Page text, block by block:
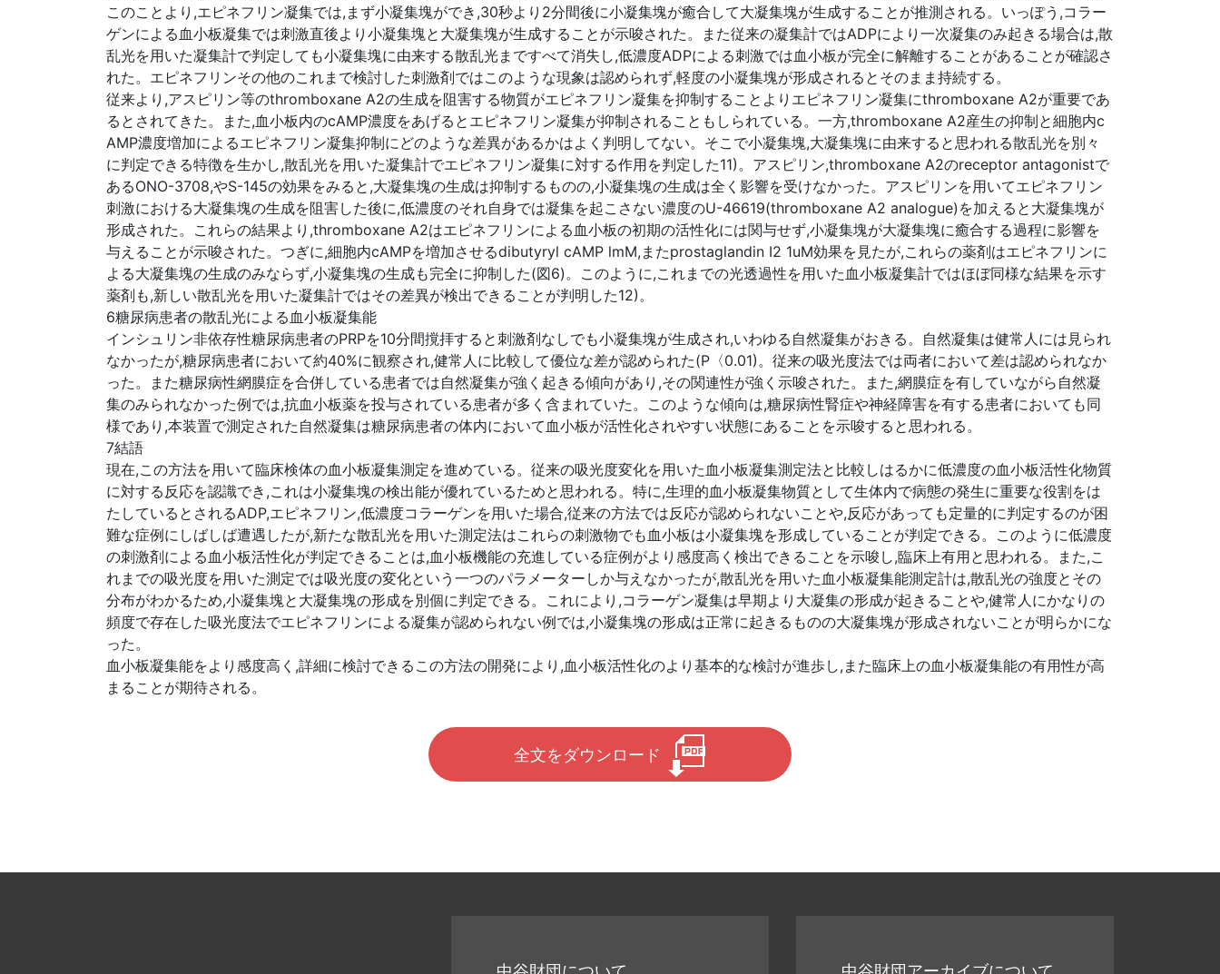
このことより,エピネフリン凝集では,まず小凝集塊ができ,30秒より2分間後に小凝集塊が癒合して大凝集塊が生成することが推測される。いっぽう,コラー
ゲンによる血小板凝集では刺激直後より小凝集塊と大凝集塊が生成することが示唆された。また従来の凝集計ではADPにより一次凝集のみ起きる場合は,散
乱光を用いた凝集計で判定しても小凝集塊に由来する散乱光まですべて消失し,低濃度ADPによる刺激では血小板が完全に解離することがあることが確認さ
れた。エピネフリンその他のこれまで検討した刺激剤ではこのような現象は認められず,軽度の小凝集塊が形成されるとそのまま持続する。
従来より,アスピリン等のthromboxane A2の生成を阻害する物質がエピネフリン凝集を抑制することよりエピネフリン凝集にthromboxane A2が重要であ
るとされてきた。また,血小板内のcAMP濃度をあげるとエピネフリン凝集が抑制されることもしられている。一方,thromboxane A2産生の抑制と細胞内c
AMP濃度増加によるエピネフリン凝集抑制にどのような差異があるかはよく判明してない。そこで小凝集塊,大凝集塊に由来すると思われる散乱光を別々
に判定できる特徴を生かし,散乱光を用いた凝集計でエピネフリン凝集に対する作用を判定した11)。アスピリン,thromboxane A2のreceptor antagonistで
あるONO-3708,やS-145の効果をみると,大凝集塊の生成は抑制するものの,小凝集塊の生成は全く影響を受けなかった。アスピリンを用いてエピネフリン
刺激における大凝集塊の生成を阻害した後に,低濃度のそれ自身では凝集を起こさない濃度のU-46619(thromboxane A2 analogue)を加えると大凝集塊が
形成された。これらの結果より,thromboxane A2はエピネフリンによる血小板の初期の活性化には関与せず,小凝集塊が大凝集塊に癒合する過程に影響を
与えることが示唆された。つぎに,細胞内cAMPを増加させるdibutyryl cAMP lmM,またprostaglandin I2 1uM効果を見たが,これらの薬剤はエピネフリンに
よる大凝集塊の生成のみならず,小凝集塊の生成も完全に抑制した(図6)。このように,これまでの光透過性を用いた血小板凝集計ではほぼ同様な結果を示す
薬剤も,新しい散乱光を用いた凝集計ではその差異が検出できることが判明した12)。
6糖尿病患者の散乱光による血小板凝集能
インシュリン非依存性糖尿病患者のPRPを10分間撹拝すると刺激剤なしでも小凝集塊が生成され,いわゆる自然凝集がおきる。自然凝集は健常人には見られ
なかったが,糖尿病患者において約40%に観察され,健常人に比較して優位な差が認められた(P〈0.01)。従来の吸光度法では両者において差は認められなか
った。また糖尿病性網膜症を合併している患者では自然凝集が強く起きる傾向があり,その関連性が強く示唆された。また,網膜症を有していながら自然凝
集のみられなかった例では,抗血小板薬を投与されている患者が多く含まれていた。このような傾向は,糖尿病性腎症や神経障害を有する患者においても同
様であり,本装置で測定された自然凝集は糖尿病患者の体内において血小板が活性化されやすい状態にあることを示唆すると思われる。
7結語
現在,この方法を用いて臨床検体の血小板凝集測定を進めている。従来の吸光度変化を用いた血小板凝集測定法と比較しはるかに低濃度の血小板活性化物質
に対する反応を認識でき,これは小凝集塊の検出能が優れているためと思われる。特に,生理的血小板凝集物質として生体内で病態の発生に重要な役割をは
たしているとされるADP,エピネフリン,低濃度コラーゲンを用いた場合,従来の方法では反応が認められないことや,反応があっても定量的に判定するのが困
難な症例にしばしば遭遇したが,新たな散乱光を用いた測定法はこれらの刺激物でも血小板は小凝集塊を形成していることが判定できる。このように低濃度
の刺激剤による血小板活性化が判定できることは,血小板機能の充進している症例がより感度高く検出できることを示唆し,臨床上有用と思われる。また,こ
れまでの吸光度を用いた測定では吸光度の変化という一つのパラメーターしか与えなかったが,散乱光を用いた血小板凝集能測定計は,散乱光の強度とその
分布がわかるため,小凝集塊と大凝集塊の形成を別個に判定できる。これにより,コラーゲン凝集は早期より大凝集の形成が起きることや,健常人にかなりの
頻度で存在した吸光度法でエピネフリンによる凝集が認められない例では,小凝集塊の形成は正常に起きるものの大凝集塊が形成されないことが明らかにな
った。
血小板凝集能をより感度高く,詳細に検討できるこの方法の開発により,血小板活性化のより基本的な検討が進歩し,また臨床上の血小板凝集能の有用性が高
まることが期待される。
全文をダウンロード